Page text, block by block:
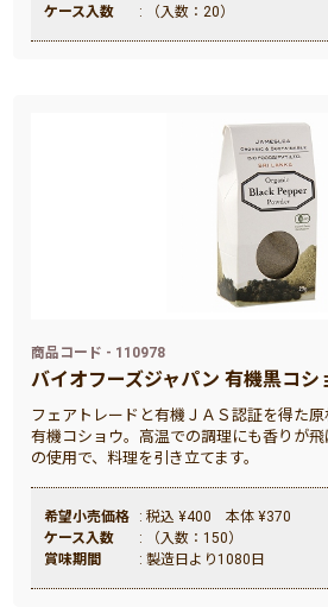
ケース入数 : （入数：20）
商品コード - 110978
バイオフーズジャパン 有機黒コシ
フェアトレードと有機ＪＡＳ認証を得た
有機コショウ。高温での調理にも香りが
の使用で、料理を引き立てます。
希望小売価格
: 税込 ¥400 本体 ¥370
ケース入数
: （入数：150）
賞味期間
: 製造日より1080日